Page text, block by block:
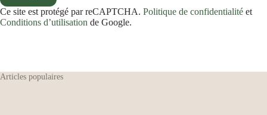
Ce site est protégé par reCAPTCHA. Politique de confidentialité et
Conditions d’utilisation de Google.
Articles populaires